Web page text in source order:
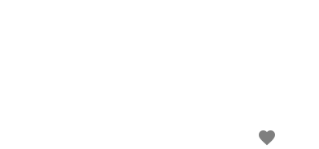
favorite